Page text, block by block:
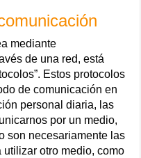
mediante
de una red, está
Estos protocolos
de comunicación en
personal diaria, las
por un medio,
son necesariamente las
otro medio, como